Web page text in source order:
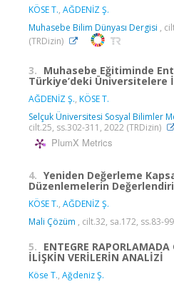
KÖSE T., AĞDENİZ Ş.
Muhasebe Bilim Dünyası Dergisi ,
(TRDizin)
3. Muhasebe Eğitiminde
Türkiye’deki Üniversitelere
AĞDENİZ Ş., KÖSE T.
Selçuk Üniversitesi Sosyal Bilimler
cilt.25, ss.302-311, 2022 (TRDizin)
PlumX Metrics
4. Yeniden Değerleme
Düzenlemelerin
KÖSE T., AĞDENİZ Ş.
Mali Çözüm , cilt.32, sa.172, ss.83-
5. ENTEGRE
İLİŞKİN VERİLERİN ANALİZİ
Köse T., Ağdeniz Ş.